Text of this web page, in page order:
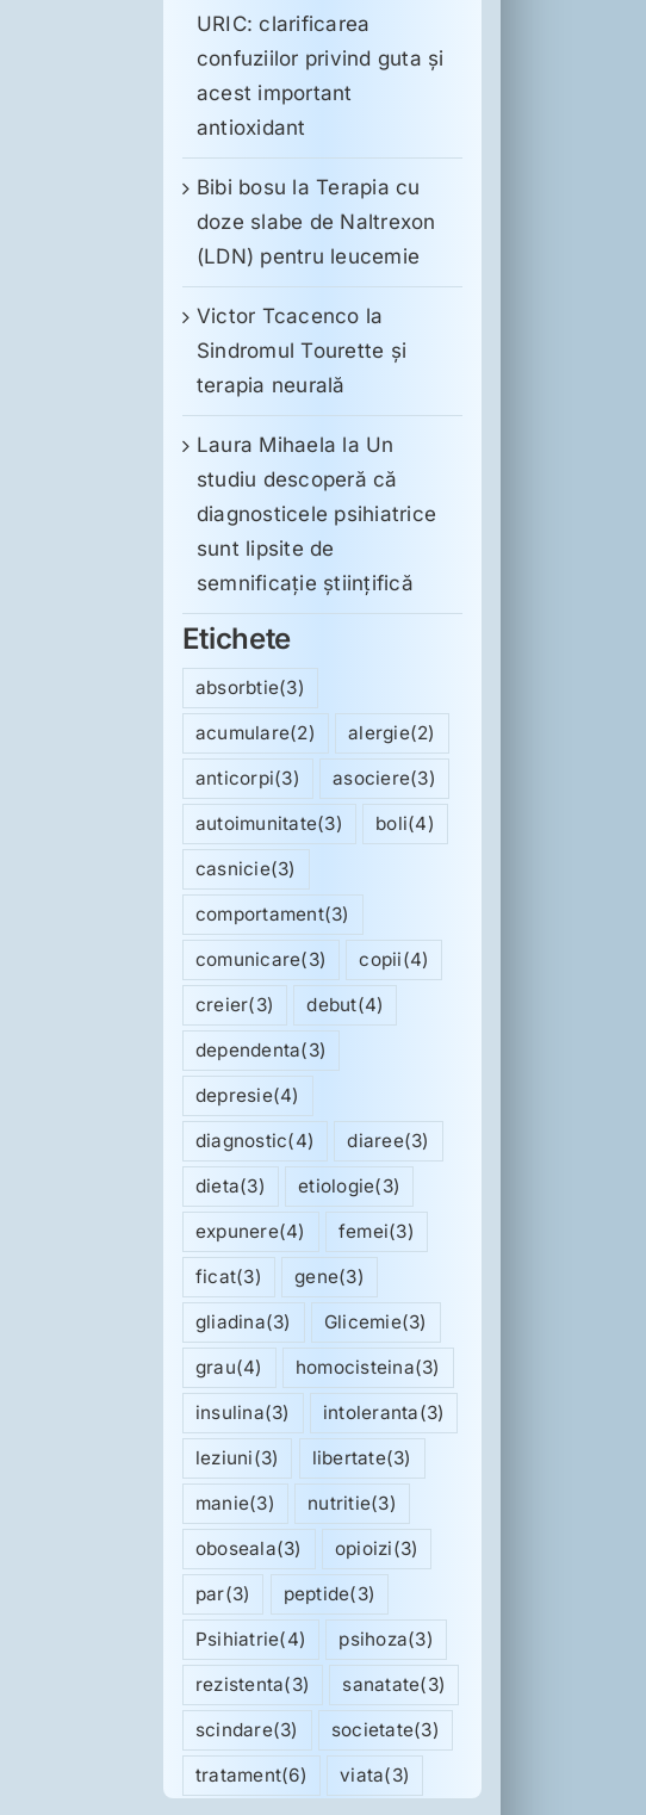
URIC: clarificarea
confuziilor privind guta și
acest important
antioxidant
Bibi bosu laTerapia cu
doze slabe de Naltrexon
(LDN) pentru leucemie
Victor Tcacenco la
Sindromul Tourette şi
terapia neurală
Laura Mihaela la Un
studiu descoperă că
diagnosticele psihiatrice
sunt lipsite de
semnificație științifică
Etichete
absorbtie(3)
acumulare(2) alergie(2)
anticorpi(3) asociere(3)
autoimunitate(3) boli(4)
casnicie(3)
comportament(3)
comunicare(3) copii(4)
creier(3) debut(4)
dependenta(3)
depresie(4)
diagnostic(4) diaree(3)
dieta(3) etiologie(3)
expunere(4) femei(3)
ficat(3) gene(3)
gliadina(3) Glicemie(3)
grau(4) homocisteina(3)
insulina(3) intoleranta(3)
leziuni(3) libertate(3)
manie(3) nutritie(3)
oboseala(3) opioizi(3)
par(3) peptide(3)
Psihiatrie(4) psihoza(3)
rezistenta(3) sanatate(3)
scindare(3) societate(3)
tratament(6) viata(3)